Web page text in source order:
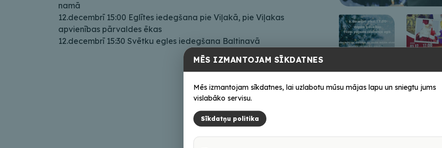
namā
12.decembrī 15:00 Eglītes iedegšana pie Viļakā, pie Viļakas
apvienības pārvaldes ēkas
12.decembrī 15:30 Svētku egles iedegšana Baltinavā
MĒS IZMANTOJAM SĪKDATNES
Mēs izmantojam sīkdatnes, lai uzlabotu mūsu mājas lapu un sniegtu jums
vislabāko servisu.
Sīkdatņu politika